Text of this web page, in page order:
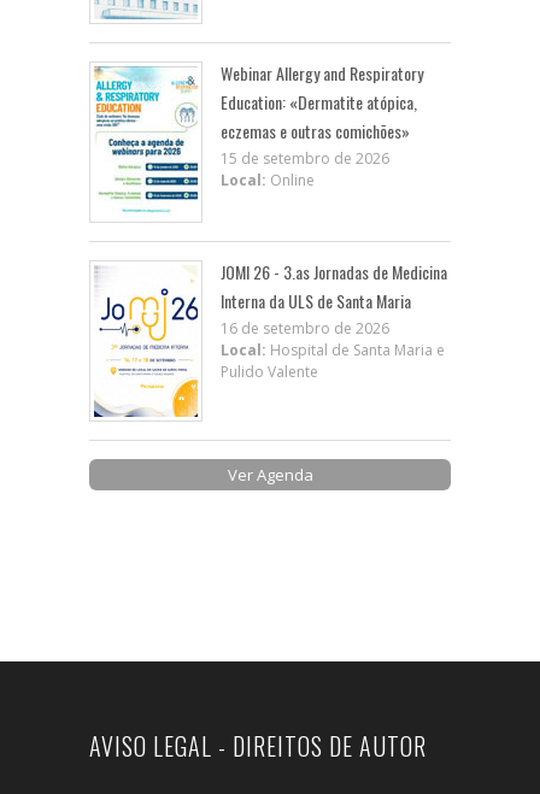
Webinar Allergy and Respiratory
Education: «Dermatite atópica,
eczemas e outras comichões»
15 de setembro de 2026
Local: Online
JOMI 26 - 3.as Jornadas de Medicina
Interna da ULS de Santa Maria
16 de setembro de 2026
Local: Hospital de Santa Maria e
Pulido Valente
Ver Agenda
AVISO LEGAL - DIREITOS DE AUTOR